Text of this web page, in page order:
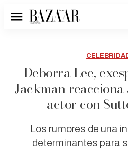
Menú
Deborra Lee,
Jackman
actor con
Los rumores de una
determinantes para